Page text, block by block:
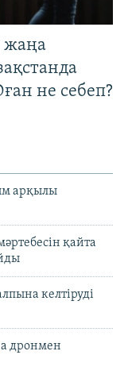
жаңа
не себеп?
арқылы
қайта
келтіруді
дронмен